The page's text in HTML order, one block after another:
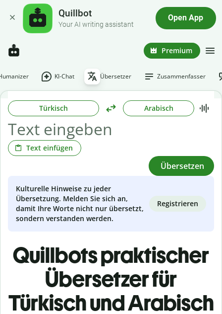
Quillbot
Your AI writing assistant
Open App
Premium
KI-Chat Übersetzer Zusammenfasser
Türkisch Arabisch
Text einfügen
Übersetzen
Kulturelle Hinweise zu jeder
Übersetzung. Melden Sie sich an,
damit Ihre Worte nicht nur übersetzt,
sondern verstanden werden.
Registrieren
Quillbots praktischer
Übersetzer für
Türkisch und Arabisch